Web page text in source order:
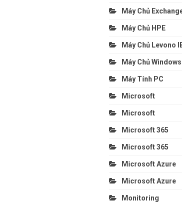
Máy Chủ
Máy Chủ HPE
Máy Chủ Levono
Máy Chủ Windows
Máy Tính PC
Microsoft
Microsoft
Microsoft 365
Microsoft 365
Microsoft Azure
Microsoft Azure
Monitoring